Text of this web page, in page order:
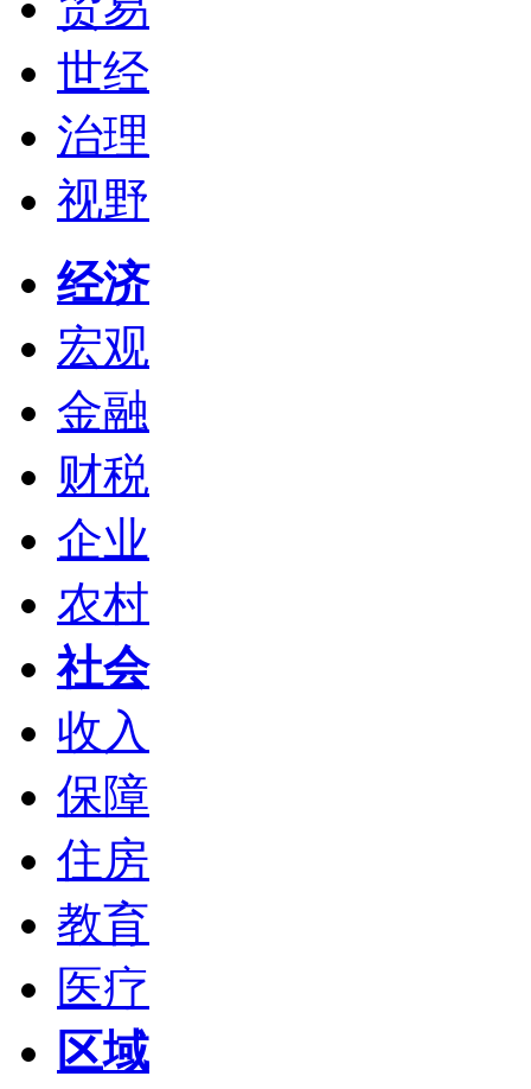
世经
治理
视野
经济
宏观
金融
财税
企业
农村
社会
收入
保障
住房
教育
医疗
区域